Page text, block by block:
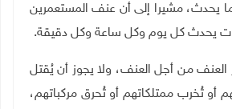
يحدث، مشيرا إلى أن عنف المستعمرين
يحدث كل يوم وكل ساعة وكل دقيقة.
العنف من أجل العنف، ولا يجوز أن يُقتل
أو تُخرب ممتلكاتهم أو تُحرق مركباتهم،